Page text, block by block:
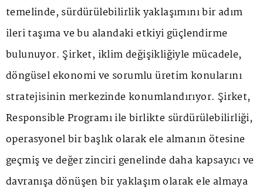
temelinde, sürdürülebilirlik yaklaşımını bir adım
ileri taşıma ve bu alandaki etkiyi güçlendirme
bulunuyor. Şirket, iklim değişikliğiyle mücadele,
döngüsel ekonomi ve sorumlu üretim konularını
stratejisinin merkezinde konumlandırıyor. Şirket,
Responsible Programı ile birlikte sürdürülebilirliği,
operasyonel bir başlık olarak ele almanın ötesine
geçmiş ve değer zinciri genelinde daha kapsayıcı ve
davranışa dönüşen bir yaklaşım olarak ele almaya